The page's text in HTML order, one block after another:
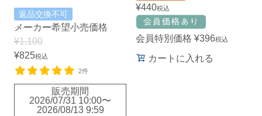
返品交換不可
メーカー希望小売価格
¥1,100
¥825税込
2件
販売期間
2026/07/31 10:00〜
2026/08/13 9:59
¥440税込
会員特別価格 ¥396税込
カートに入れる